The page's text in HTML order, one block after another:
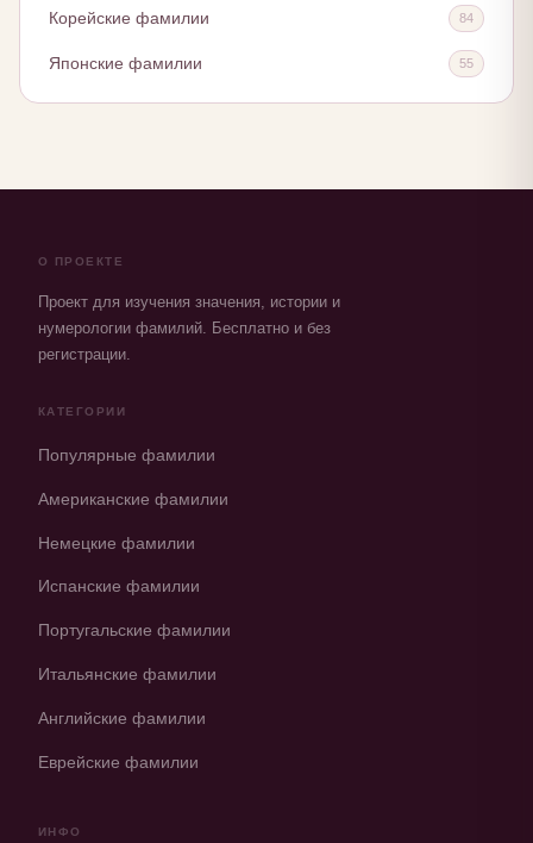
Корейские фамилии 84
Японские фамилии 55
О ПРОЕКТЕ
Проект для изучения значения, истории и
нумерологии фамилий. Бесплатно и без
регистрации.
КАТЕГОРИИ
Популярные фамилии
Американские фамилии
Немецкие фамилии
Испанские фамилии
Португальские фамилии
Итальянские фамилии
Английские фамилии
Еврейские фамилии
ИНФО